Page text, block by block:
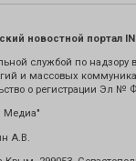
новостной портал
службой по надзору
и массовых
о регистрации Эл №
Медиа"
А.В.